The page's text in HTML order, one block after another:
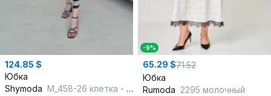
124.85 $
Юбка
Shymoda М_458-26 клетка - чёрный цвет + золотой и серый
-9%
65.29 $71.52
Юбка
Rumoda 2295 молочный